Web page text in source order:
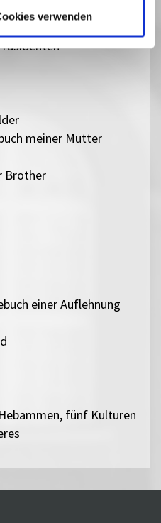
verwenden
entsetzliche Lücke
meiner Mutter
Brother
einer Auflehnung
fünf Kulturen